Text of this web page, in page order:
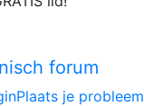
Plaats je probleem